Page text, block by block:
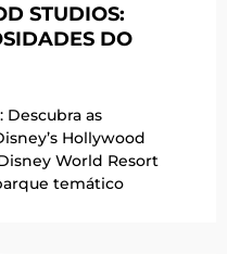
STUDIOS:
DO
Descubra as
Hollywood
World Resort
temático